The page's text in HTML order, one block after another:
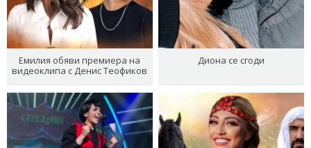
Емилия обяви премиера на
видеоклипа с Денис Теофиков
Диона се сгоди